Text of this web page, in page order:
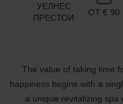
УЕЛНЕС
ПРЕСТОИ
ОТ € 90
The value of taking time
happiness begins with a
a unique revitalizing spa